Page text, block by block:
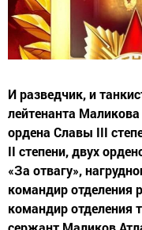
И разведчик, и
лейтенанта
ордена Славы III
II степени, двух
«За отвагу»,
командир отделения
командир отделения